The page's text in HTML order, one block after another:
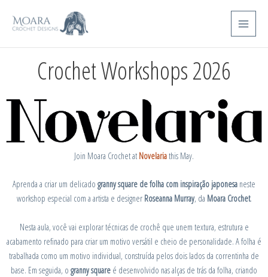
Main
Menu
Crochet Workshops 2026
Join Moara Crochet at Novelariathis May.
Aprenda a criar um delicado granny square de folha com inspiração japonesa neste
workshop especial com a artista e designer Roseanna Murray, da Moara Crochet.
Nesta aula, você vai explorar técnicas de crochê que unem textura, estrutura e
acabamento refinado para criar um motivo versátil e cheio de personalidade. A folha é
trabalhada como um motivo individual, construída pelos dois lados da correntinha de
base. Em seguida, o granny square é desenvolvido nas alças de trás da folha, criando